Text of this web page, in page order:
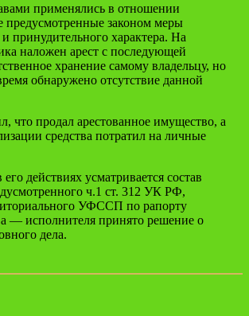
применялись в отношении
предусмотренные законом меры
принудительного характера. На
наложен арест с последующей
хранение самому владельцу, но
обнаружено отсутствие данной
что продал арестованное имущество, а
средства потратил на личные
действиях усматривается состав
ч.1 ст. 312 УК РФ,
УФССП по рапорту
— исполнителя принято решение о
дела.